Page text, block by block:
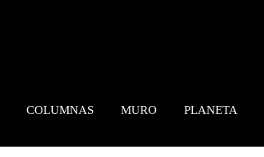
COLUMNAS MURO PLANETA